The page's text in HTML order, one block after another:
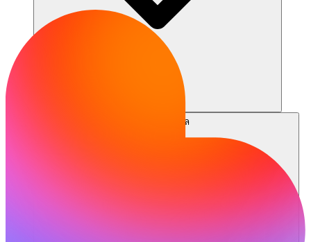
แหล่งข้อมูล